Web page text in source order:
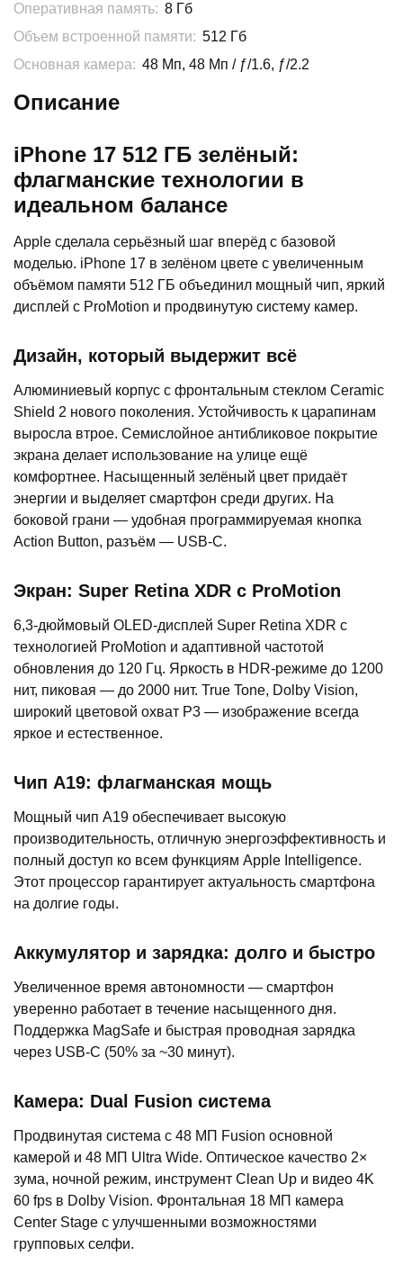
Оперативная память: 8 Гб
Объем встроенной памяти: 512 Гб
Основная камера: 48 Мп, 48 Мп / ƒ/1.6, ƒ/2.2
Описание
iPhone 17 512 ГБ зелёный:
флагманские технологии в
идеальном балансе
Apple сделала серьёзный шаг вперёд с базовой
моделью. iPhone 17 в зелёном цвете с увеличенным
объёмом памяти 512 ГБ объединил мощный чип, яркий
дисплей с ProMotion и продвинутую систему камер.
Дизайн, который выдержит всё
Алюминиевый корпус с фронтальным стеклом Ceramic
Shield 2 нового поколения. Устойчивость к царапинам
выросла втрое. Семислойное антибликовое покрытие
экрана делает использование на улице ещё
комфортнее. Насыщенный зелёный цвет придаёт
энергии и выделяет смартфон среди других. На
боковой грани — удобная программируемая кнопка
Action Button, разъём — USB-C.
Экран: Super Retina XDR с ProMotion
6,3-дюймовый OLED-дисплей Super Retina XDR с
технологией ProMotion и адаптивной частотой
обновления до 120 Гц. Яркость в HDR-режиме до 1200
нит, пиковая — до 2000 нит. True Tone, Dolby Vision,
широкий цветовой охват P3 — изображение всегда
яркое и естественное.
Чип A19: флагманская мощь
Мощный чип A19 обеспечивает высокую
производительность, отличную энергоэффективность и
полный доступ ко всем функциям Apple Intelligence.
Этот процессор гарантирует актуальность смартфона
на долгие годы.
Аккумулятор и зарядка: долго и быстро
Увеличенное время автономности — смартфон
уверенно работает в течение насыщенного дня.
Поддержка MagSafe и быстрая проводная зарядка
через USB-C (50% за ~30 минут).
Камера: Dual Fusion система
Продвинутая система с 48 МП Fusion основной
камерой и 48 МП Ultra Wide. Оптическое качество 2×
зума, ночной режим, инструмент Clean Up и видео 4K
60 fps в Dolby Vision. Фронтальная 18 МП камера
Center Stage с улучшенными возможностями
групповых селфи.